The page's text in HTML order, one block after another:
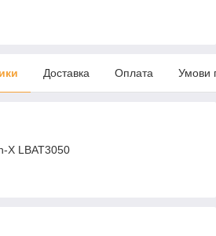
Доставка Оплата Умови
X LBAT3050